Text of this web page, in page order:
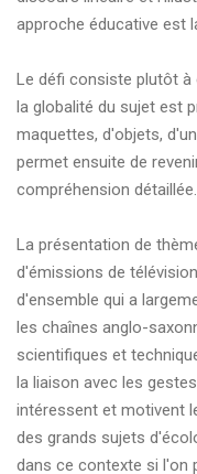
approche éducative est
Le défi consiste plutôt à
la globalité du sujet est
maquettes, d'objets,
permet ensuite de
compréhension détaillée.
La présentation de
d'émissions de
d'ensemble qui a
les chaînes anglo-
scientifiques et
la liaison avec les
intéressent et motivent
des grands sujets
dans ce contexte si l'on